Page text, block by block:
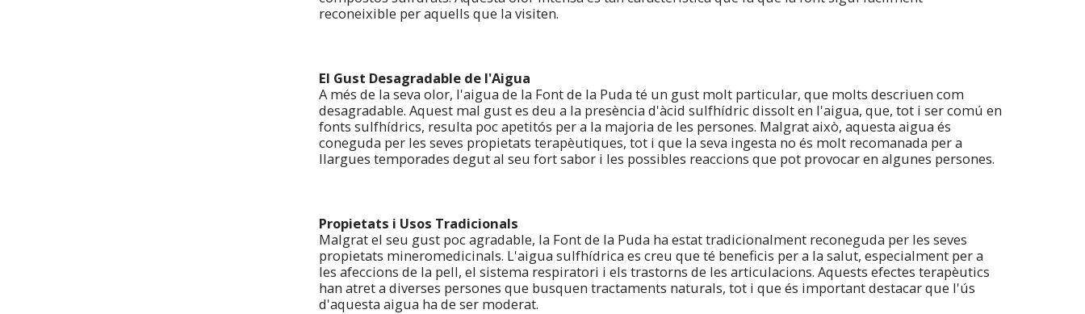
reconeixible per aquells que la visiten.
El Gust Desagradable de l'Aigua
A més de la seva olor, l'aigua de la Font de la Puda té un gust molt particular, que molts descriuen com
desagradable. Aquest mal gust es deu a la presència d'àcid sulfhídric dissolt en l'aigua, que, tot i ser comú en
fonts sulfhídrics, resulta poc apetitós per a la majoria de les persones. Malgrat això, aquesta aigua és
coneguda per les seves propietats terapèutiques, tot i que la seva ingesta no és molt recomanada per a
llargues temporades degut al seu fort sabor i les possibles reaccions que pot provocar en algunes persones.
Propietats i Usos Tradicionals
Malgrat el seu gust poc agradable, la Font de la Puda ha estat tradicionalment reconeguda per les seves
propietats mineromedicinals. L'aigua sulfhídrica es creu que té beneficis per a la salut, especialment per a
les afeccions de la pell, el sistema respiratori i els trastorns de les articulacions. Aquests efectes terapèutics
han atret a diverses persones que busquen tractaments naturals, tot i que és important destacar que l'ús
d'aquesta aigua ha de ser moderat.